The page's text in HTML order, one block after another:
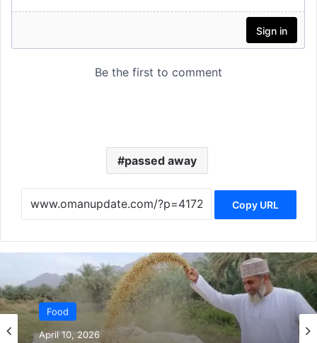
passed away
Copy URL
Food
April 10, 2026